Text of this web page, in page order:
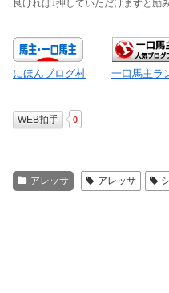
良ければ↓押していただけますと励
にほんブログ村 一口馬主ラ
WEB拍手 0
アレッサ アレッサ